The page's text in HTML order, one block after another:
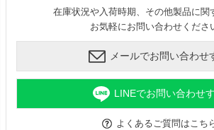
在庫状況や入荷時期、その他製品に関
お気軽にお問い合わせくださ
メールでお問い合わせ
LINEでお問い合わせ
よくあるご質問はこち